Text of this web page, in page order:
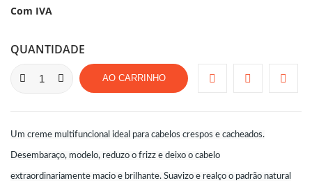
Com IVA
QUANTIDADE
AO CARRINHO
Um creme multifuncional ideal para cabelos crespos e cacheados.
Desembaraço, modelo, reduzo o frizz e deixo o cabelo
extraordinariamente macio e brilhante. Suavizo e realço o padrão natural